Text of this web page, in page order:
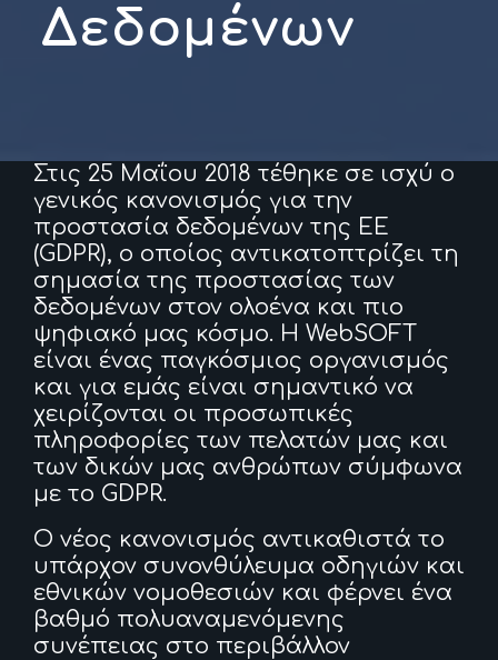
Δεδομένων
Στις 25 Μαΐου 2018 τέθηκε σε ισχύ ο
γενικός κανονισμός για την
προστασία δεδομένων της ΕΕ
(GDPR), ο οποίος αντικατοπτρίζει τη
σημασία της προστασίας των
δεδομένων στον ολοένα και πιο
ψηφιακό μας κόσμο. H WebSOFT
είναι ένας παγκόσμιος οργανισμός
και για εμάς είναι σημαντικό να
χειρίζονται οι προσωπικές
πληροφορίες των πελατών μας και
των δικών μας ανθρώπων σύμφωνα
με το GDPR.
Ο νέος κανονισμός αντικαθιστά το
υπάρχον συνονθύλευμα οδηγιών και
εθνικών νομοθεσιών και φέρνει ένα
βαθμό πολυαναμενόμενης
συνέπειας στο περιβάλλον